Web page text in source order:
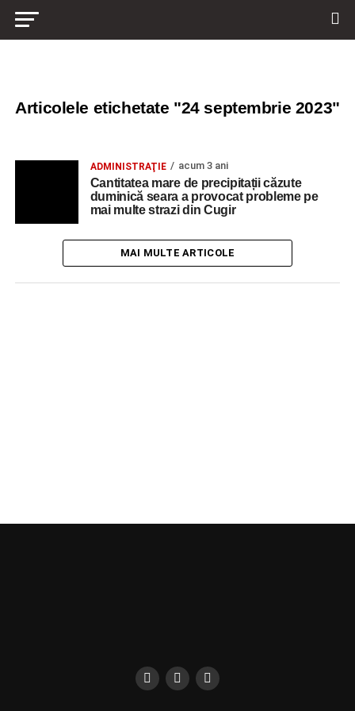
Articolele etichetate "24 septembrie 2023"
ADMINISTRAŢIE acum 3 ani
Cantitatea mare de precipitații căzute
duminică seara a provocat probleme pe
mai multe strazi din Cugir
MAI MULTE ARTICOLE